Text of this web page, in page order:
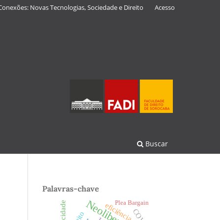
Buscar
Novas Tecnologias, Sociedade e Direito Acesso
Palavras-chave
eficiência
Plea Bargain